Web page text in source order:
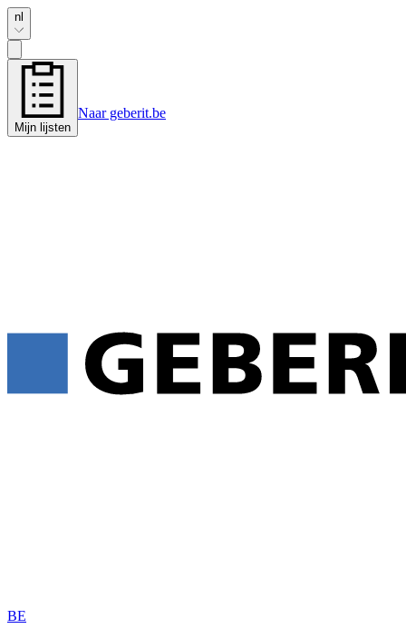
nl
Mijn lijsten
Naar geberit.be
BE